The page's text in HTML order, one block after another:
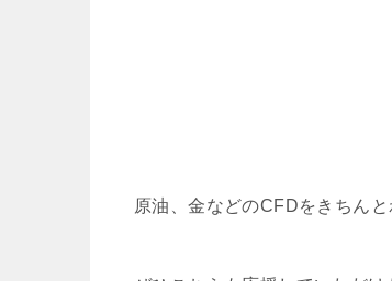
原油、金などのCFDをきちん